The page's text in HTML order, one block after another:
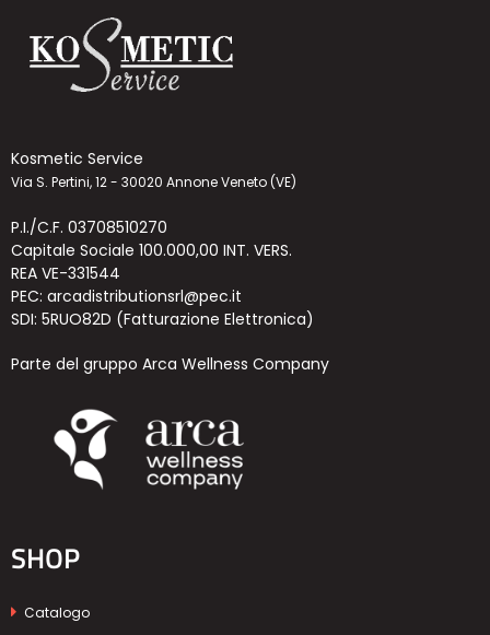
Kosmetic Service
Via S. Pertini, 12 - 30020 Annone Veneto (VE)
P.I./C.F. 03708510270
Capitale Sociale 100.000,00 INT. VERS.
REA VE-331544
PEC: arcadistributionsrl@pec.it
SDI: 5RUO82D (Fatturazione Elettronica)
Parte del gruppo Arca Wellness Company
SHOP
Catalogo